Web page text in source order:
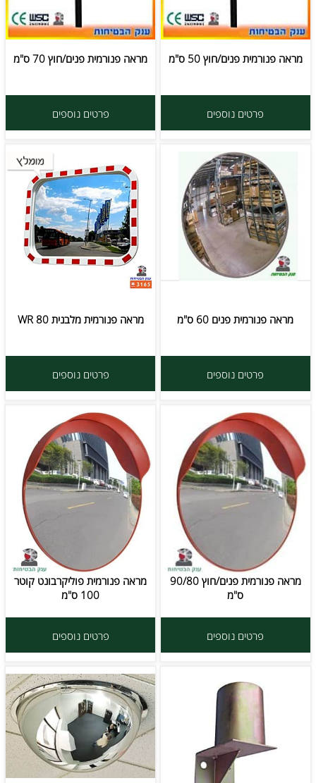
מראה פנורמית פנים/חוץ 50 ס"מ
פרטים נוספים
מראה פנורמית פנים/חוץ 70 ס"מ
פרטים נוספים
מראה פנורמית פנים 60 ס"מ
פרטים נוספים
מראה פנורמית מלבנית 80 WR
פרטים נוספים
מראה פנורמית פנים/חוץ 90/80
ס"מ
פרטים נוספים
מראה פנורמית פוליקרבונט קוטר
100 ס"מ
פרטים נוספים